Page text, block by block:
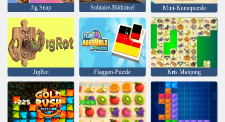
Jig Snap Solitaire-Bildrätsel Mini-Kunstpuzzle
JigRot Flaggen-Puzzle Kris Mahjong